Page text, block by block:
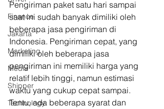
Finance
Jakarta
Marketing
Media
Shipper
Technology
Pengiriman paket satu hari sampai
saat ini sudah banyak dimiliki oleh
beberapa jasa pengiriman di
Indonesia. Pengiriman cepat, yang
dimiliki oleh beberapa jasa
pengiriman ini memiliki harga yang
relatif lebih tinggi, namun estimasi
waktu yang cukup cepat sampai.
Tentu, ada beberapa syarat dan